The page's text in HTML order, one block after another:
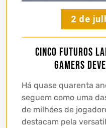
2 de
Cinco futuros
gamers
Há quase quarenta
seguem como uma
de milhões de
destacam pela